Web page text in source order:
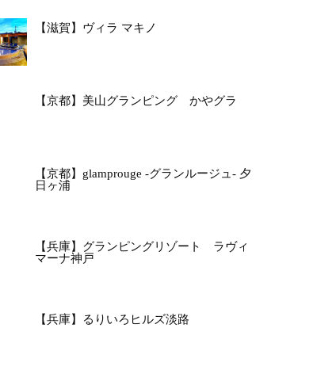
【滋賀】ヴィラ マキノ
【京都】美山グランピング かやグラ
【京都】glamprouge -グランルージュ- 夕
日ヶ浦
【兵庫】グランピングリゾート ラヴィ
マーナ神戸
【兵庫】るりいろヒルズ淡路